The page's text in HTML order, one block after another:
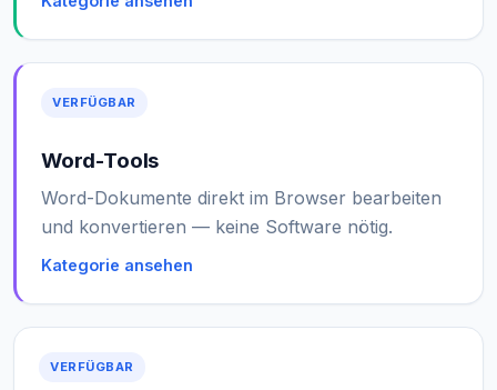
VERFÜGBAR
Word-Tools
Word-Dokumente direkt im Browser bearbeiten
und konvertieren — keine Software nötig.
Kategorie ansehen
VERFÜGBAR